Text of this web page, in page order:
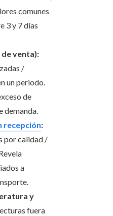
comunes
3 y 7 días
venta):
/
un periodo.
de
demanda.
recepción:
por calidad /
a
y
fuera